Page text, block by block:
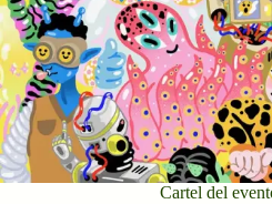
Cartel del